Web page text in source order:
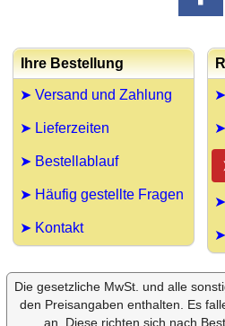
Ihre Bestellung
➤ Versand und Zahlung
➤ Lieferzeiten
➤ Bestellablauf
➤ Häufig gestellte Fragen
➤ Kontakt
Die gesetzliche MwSt. und alle
den Preisangaben enthalten. Es
an. Diese richten sich nach